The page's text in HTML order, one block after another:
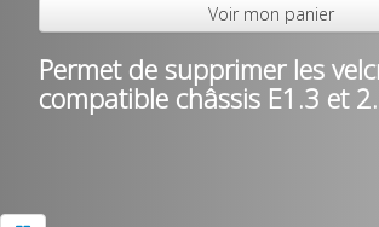
Voir mon panier
Permet de supprimer les
compatible châssis E1.3 et